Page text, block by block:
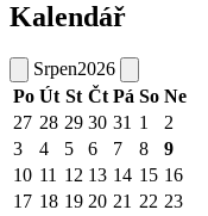
Kalendář
Srpen2026
Po Út St Čt Pá So Ne
27 28 29 30 31 1
2
3
4 5 6 7 8
9
10 11 12 13 14 15 16
17 18 19 20 21 22 23